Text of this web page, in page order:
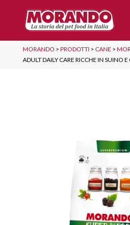
MORANDO > PRODOTTI > CANE >
ADULT DAILY CARE RICCHE IN SUINO